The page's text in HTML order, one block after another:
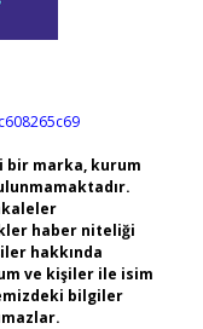
bir marka, kurum
haber niteliği
hakkında
ve kişiler ile isim
bilgiler